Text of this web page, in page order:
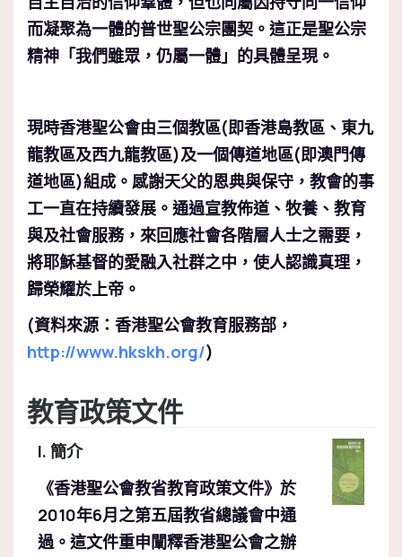
而凝聚為一體的普世聖公宗團契。這正是聖公宗
精神「我們雖眾，仍屬一體」的具體呈現。
現時香港聖公會由三個教區(即香港島教區、東九
龍教區及西九龍教區)及一個傳道地區(即澳門傳
道地區)組成。感謝天父的恩典與保守，教會的事
工一直在持續發展。通過宣教佈道、牧養、教育
與及社會服務，來回應社會各階層人士之需要，
將耶穌基督的愛融入社群之中，使人認識真理，
歸榮耀於上帝。
(資料來源：香港聖公會教育服務部，
http://www.hkskh.org/)
教育政策文件
I. 簡介
《香港聖公會教省教育政策文件》於
2010年6月之第五屆教省總議會中通
過。這文件重申闡釋香港聖公會之辦